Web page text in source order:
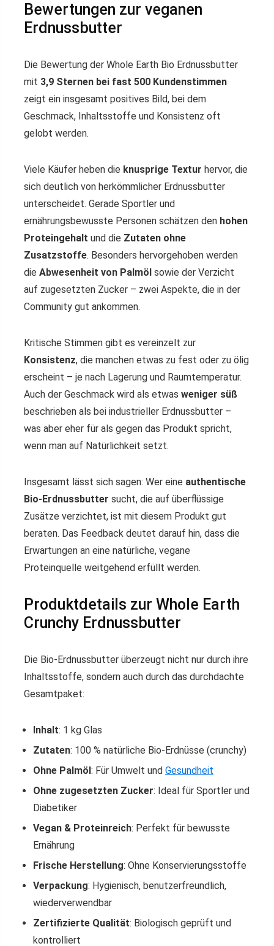
Bewertungen zur veganen
Erdnussbutter
Die Bewertung der Whole Earth Bio Erdnussbutter
mit 3,9 Sternen bei fast 500 Kundenstimmen
zeigt ein insgesamt positives Bild, bei dem
Geschmack, Inhaltsstoffe und Konsistenz oft
gelobt werden.
Viele Käufer heben die knusprige Textur hervor, die
sich deutlich von herkömmlicher Erdnussbutter
unterscheidet. Gerade Sportler und
ernährungsbewusste Personen schätzen den hohen
Proteingehalt und die Zutaten ohne
Zusatzstoffe. Besonders hervorgehoben werden
die Abwesenheit von Palmöl sowie der Verzicht
auf zugesetzten Zucker – zwei Aspekte, die in der
Community gut ankommen.
Kritische Stimmen gibt es vereinzelt zur
Konsistenz, die manchen etwas zu fest oder zu ölig
erscheint – je nach Lagerung und Raumtemperatur.
Auch der Geschmack wird als etwas weniger süß
beschrieben als bei industrieller Erdnussbutter –
was aber eher für als gegen das Produkt spricht,
wenn man auf Natürlichkeit setzt.
Insgesamt lässt sich sagen: Wer eine authentische
Bio-Erdnussbutter sucht, die auf überflüssige
Zusätze verzichtet, ist mit diesem Produkt gut
beraten. Das Feedback deutet darauf hin, dass die
Erwartungen an eine natürliche, vegane
Proteinquelle weitgehend erfüllt werden.
Produktdetails zur Whole Earth
Crunchy Erdnussbutter
Die Bio-Erdnussbutter überzeugt nicht nur durch ihre
Inhaltsstoffe, sondern auch durch das durchdachte
Gesamtpaket:
Inhalt: 1 kg Glas
Zutaten: 100 % natürliche Bio-Erdnüsse (crunchy)
Ohne Palmöl : Für Umwelt und Gesundheit
Ohne zugesetzten Zucker: Ideal für Sportler und
Diabetiker
Vegan & Proteinreich: Perfekt für bewusste
Ernährung
Frische Herstellung: Ohne Konservierungsstoffe
Verpackung: Hygienisch, benutzerfreundlich,
wiederverwendbar
Zertifizierte Qualität: Biologisch geprüft und
kontrolliert